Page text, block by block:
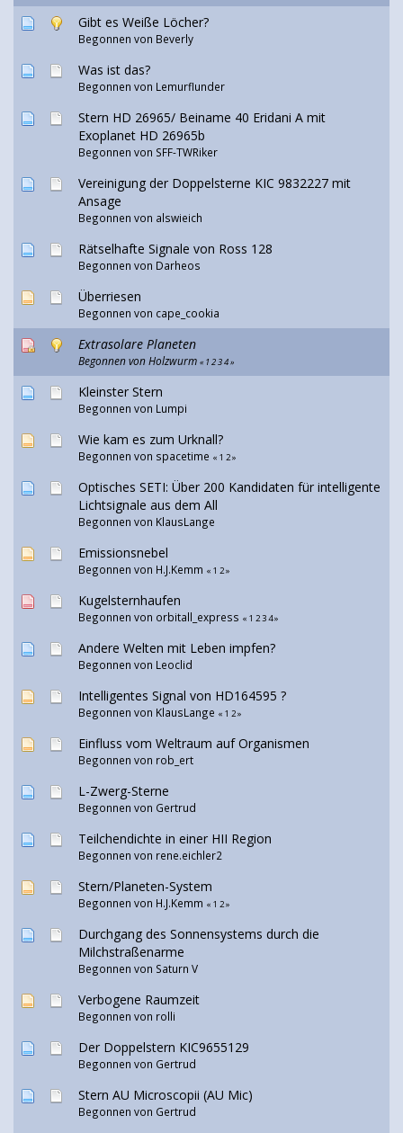
Gibt es Weiße Löcher?
Begonnen von Beverly
Was ist das?
Begonnen von Lemurflunder
Stern HD 26965/ Beiname 40 Eridani A mit
Exoplanet HD 26965b
Begonnen von SFF-TWRiker
Vereinigung der Doppelsterne KIC 9832227 mit
Ansage
Begonnen von alswieich
Rätselhafte Signale von Ross 128
Begonnen von Darheos
Überriesen
Begonnen von cape_cookia
Extrasolare Planeten
Begonnen von Holzwurm « 1 234»
Kleinster Stern
Begonnen von Lumpi
Wie kam es zum Urknall?
Begonnen von spacetime « 1 2»
Optisches SETI: Über 200 Kandidaten für intelligente
Lichtsignale aus dem All
Begonnen von KlausLange
Emissionsnebel
Begonnen von H.J.Kemm « 1 2»
Kugelsternhaufen
Begonnen von orbitall_express « 1 234»
Andere Welten mit Leben impfen?
Begonnen von Leoclid
Intelligentes Signal von HD164595 ?
Begonnen von KlausLange « 1 2»
Einfluss vom Weltraum auf Organismen
Begonnen von rob_ert
L-Zwerg-Sterne
Begonnen von Gertrud
Teilchendichte in einer HII Region
Begonnen von rene.eichler2
Stern/Planeten-System
Begonnen von H.J.Kemm « 1 2»
Durchgang des Sonnensystems durch die
Milchstraßenarme
Begonnen von Saturn V
Verbogene Raumzeit
Begonnen von rolli
Der Doppelstern KIC9655129
Begonnen von Gertrud
Stern AU Microscopii (AU Mic)
Begonnen von Gertrud